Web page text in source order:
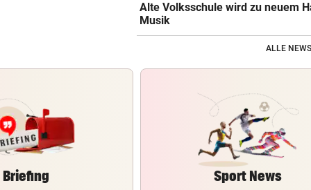
Alte Volksschule wird zu neuem
Musik
ALLE
Briefing Sport News